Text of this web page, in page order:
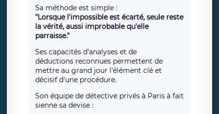
Sa méthode est simple :
"​Lorsque l'impossible est écarté, seule reste
la vérité, aussi improbable qu'elle
parraisse."
Ses capacités d'analyses et de
déductions reconnues permettent de
mettre au grand jour l'élément clé et
décisif d'une procédure.
Son équipe de détective privés à Paris à fait
sienne sa devise :